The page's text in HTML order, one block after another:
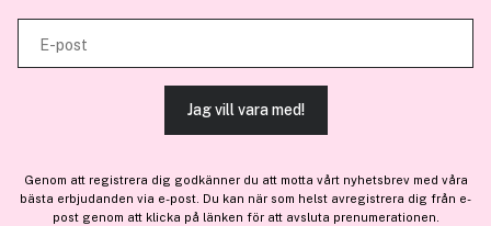
tillhandahållit eller som de har samlat in när du har använt deras
tjänster.
TILLÅT ALLA COOKIES
VISA DETALJER
En del avBrandsdal Group AS
E-post
Jag vill vara med!
Genom att registrera dig godkänner du att motta vårt nyhetsbrev med våra
bästa erbjudanden via e-post. Du kan när som helst avregistrera dig från e-
post genom att klicka på länken för att avsluta prenumerationen.